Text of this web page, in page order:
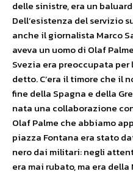
delle sinistre, era un
Dell’esistenza del servizio
anche il giornalista Marco
aveva un uomo di Olaf
Svezia era preoccupata
detto. C’era il timore che il
fine della Spagna e della
nata una collaborazione
Olaf Palme che abbiamo
piazza Fontana era stato
nero dai militari: negli
era mai rubato, ma era della